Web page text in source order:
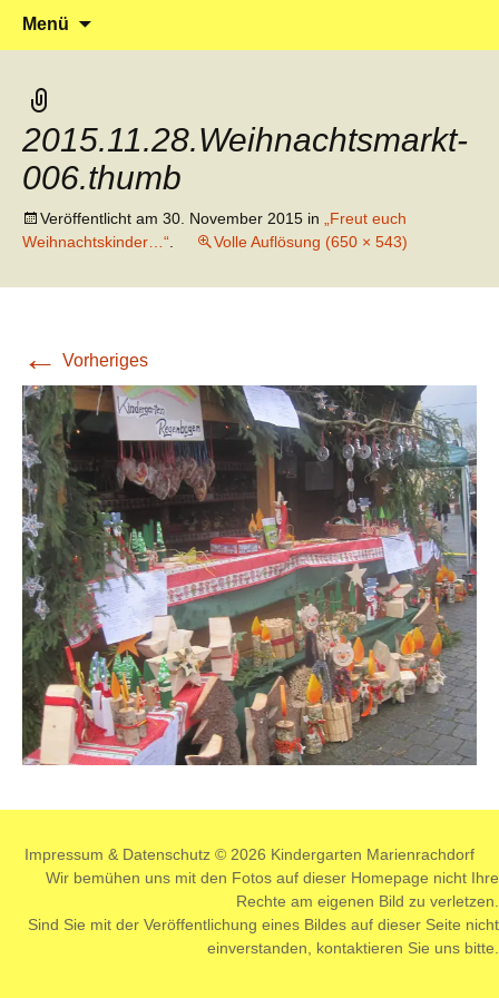
Kindergarten Marienrachdorf
Klein reingehen – Groß rauskommen
Menü
2015.11.28.Weihnachtsmarkt-
006.thumb
Veröffentlicht am 30. November 2015 in
„Freut euch
Weihnachtskinder…“
Volle Auflösung (650 × 543)
← Vorheriges
Impressum & Datenschutz © 2026 Kindergarten Marienrachdorf
Wir bemühen uns mit den Fotos auf dieser Homepage nicht Ihre
Rechte am eigenen Bild zu verletzen.
Sind Sie mit der Veröffentlichung eines Bildes auf dieser Seite nicht
einverstanden, kontaktieren Sie uns bitte.